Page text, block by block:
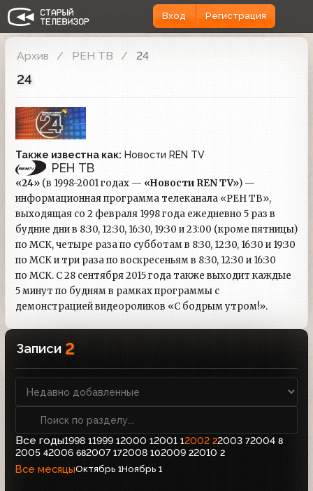
Вход Регистрация
Архив РЕН ТВ 24
24
Также известна как: Новости REN TV
РЕН ТВ
«24» (в 1998-2001 годах — «Новости REN TV») —
информационная программа телеканала «РЕН ТВ»,
выходящая со 2 февраля 1998 года ежедневно 5 раз в
будние дни в 8:30, 12:30, 16:30, 19:30 и 23:00 (кроме пятницы)
по МСК, четыре раза по субботам в 8:30, 12:30, 16:30 и 19:30
по МСК и три раза по воскресеньям в 8:30, 12:30 и 16:30
по МСК. С 28 сентября 2015 года также выходит каждые
5 минут по будням в рамках программы с
демонстрацией видеороликов «С бодрым утром!».
Записи 2
Все годы1998 11999 12000 12001 12002 22003 72004 8
2005 42006 682007 172008 102009 22010 2
Все месяцыОктябрь 1Ноябрь 1